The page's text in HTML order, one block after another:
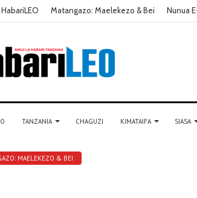
Matangazo: Maelekezo & Bei Nunua
TANZANIA CHAGUZI KIMATAIFA SIASA
MAELEKEZO & BEI